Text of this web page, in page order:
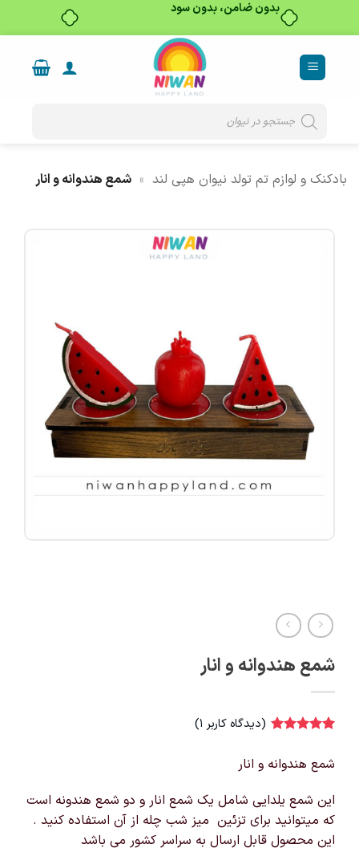
بدون ضامن، بدون سود
content
search
بادکنک و لوازم تم تولد نیوان هپی لند » شمع هندوانه و انار
شمع هندوانه و انار
مشتری
(دیدگاه کاربر 1
)
شمع هندوانه و انار
این شمع یلدایی شامل یک شمع انار و دو شمع هندونه است
که میتوانید برای تزئین میز شب چله از آن استفاده کنید .
این محصول قابل ارسال به سراسر کشور می باشد